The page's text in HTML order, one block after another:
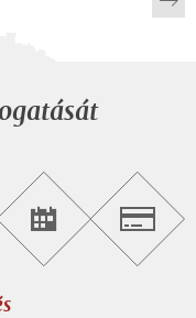
Rendezvény
keresése